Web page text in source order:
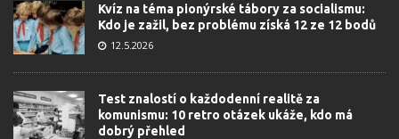
Kvíz na téma pionýrské tábory za socialismu:
Kdo je zažil, bez problému získá 12 ze 12 bodů
12.5.2026
Test znalostí o každodenní realitě za
komunismu: 10 retro otázek ukáže, kdo má
dobrý přehled